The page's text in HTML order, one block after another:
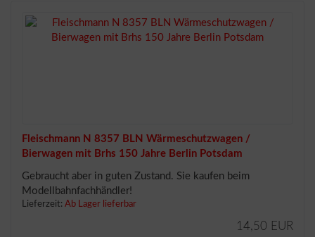
Fleischmann N 8357 BLN Wärmeschutzwagen /
Bierwagen mit Brhs 150 Jahre Berlin Potsdam
Gebraucht aber in guten Zustand. Sie kaufen beim
Modellbahnfachhändler!
Lieferzeit: Ab Lager lieferbar
14,50 EUR